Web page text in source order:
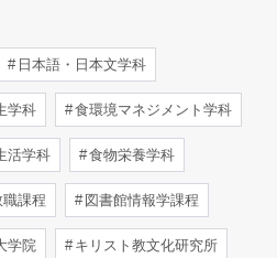
日本語・日本文学科
学科 食環境マネジメント学科
活学科 食物栄養学科
課程 図書館情報学課程
学院 キリスト教文化研究所